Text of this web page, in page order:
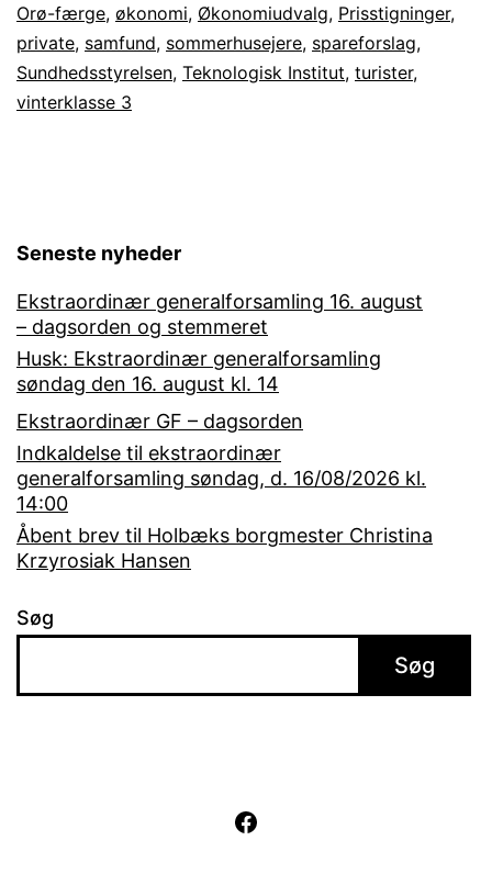
Orø-færge, økonomi, Økonomiudvalg, Prisstigninger,
private, samfund, sommerhusejere, spareforslag,
Sundhedsstyrelsen, Teknologisk Institut, turister,
vinterklasse 3
Seneste nyheder
Ekstraordinær generalforsamling 16. august
– dagsorden og stemmeret
Husk: Ekstraordinær generalforsamling
søndag den 16. august kl. 14
Ekstraordinær GF – dagsorden
Indkaldelse til ekstraordinær
generalforsamling søndag, d. 16/08/2026 kl.
14:00
Åbent brev til Holbæks borgmester Christina
Krzyrosiak Hansen
Søg
Søg